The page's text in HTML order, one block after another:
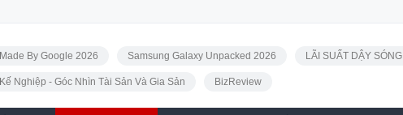
Made By Google 2026 Samsung Galaxy Unpacked 2026 LÃI SUẤT DẬY SÓNG
Kế Nghiệp - Góc Nhìn Tài Sản Và Gia Sản BizReview